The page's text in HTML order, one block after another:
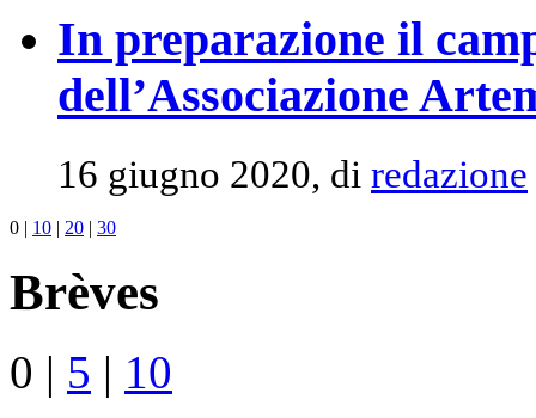
In preparazione il
dell’Associazione
16 giugno 2020, di redazione
0 | 10 | 20 | 30
Brèves
0 | 5 | 10